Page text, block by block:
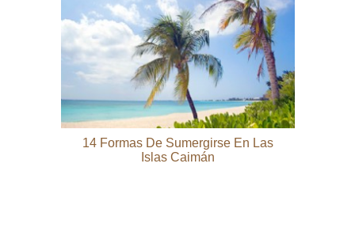
14 Formas De Sumergirse En Las
Islas Caimán